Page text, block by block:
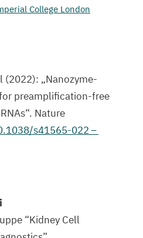
College London
(2022): „Nanozyme-
preamplification-free
Nature
.1038/s41565-022–
“Kidney Cell